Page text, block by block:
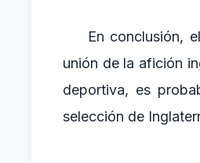
En conclusión,
unión de la afición
deportiva, es
selección de